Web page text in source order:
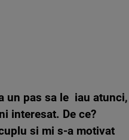
un pas sa le iau atunci,
interesat. De ce?
si mi s-a motivat